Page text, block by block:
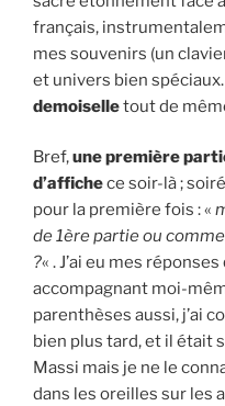
français,
mes souvenirs (un
et univers bien spéciaux.
demoiselletout de
Bref,une première
d’affichece soir-là ;
pour la première fois : «
de 1ère partie ou
?« . J’ai eu mes
accompagnant moi-
parenthèses aussi, j’ai
bien plus tard, et il était
Massi mais je ne le
dans les oreilles sur les